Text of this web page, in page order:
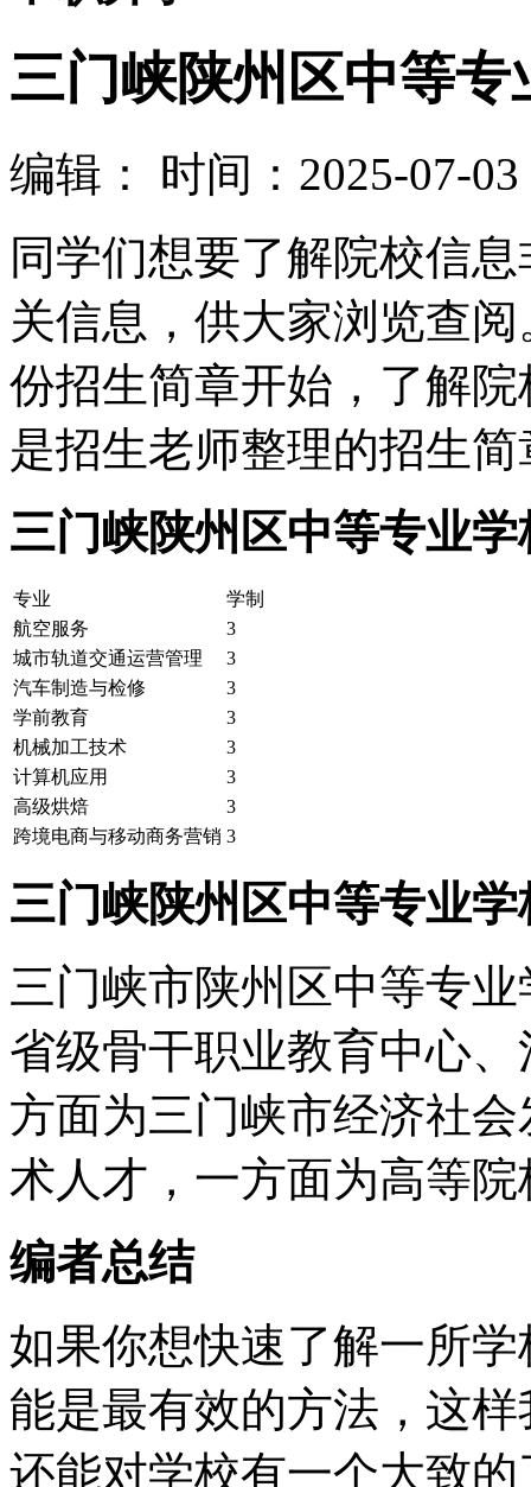
三门峡陕州区中等专
编辑：
时间：2025-07-03
同学们想要了解院校信
关信息，供大家浏览查
份招生简章开始，了解
是招生老师整理的招生
三门峡陕州区中等专业
专业
学制
航空服务
3
城市轨道交通运营管理
3
汽车制造与检修
3
学前教育
3
机械加工技术
3
计算机应用
3
高级烘焙
3
跨境电商与移动商务营销 3
三门峡陕州区中等专业
三门峡市陕州区中等专
省级骨干职业教育中心
方面为三门峡市经济社
术人才，一方面为高等
编者总结
如果你想快速了解一所
能是最有效的方法，这
还能对学校有一个大致